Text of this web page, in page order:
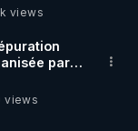
lors du
k views
par
views